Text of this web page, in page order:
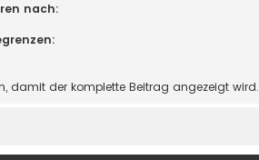
nach:
damit der komplette Beitrag angezeigt wird.